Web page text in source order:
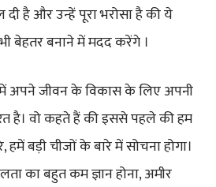
है और उन्हें पूरा भरोसा है की ये
बेहतर बनाने में मदद करेंगे ।
अपने जीवन के विकास के लिए अपनी
है। वो कहते हैं की इससे पहले की हम
बड़ी चीजों के बारे में सोचना होगा।
का बहुत कम ज्ञान होना, अमीर